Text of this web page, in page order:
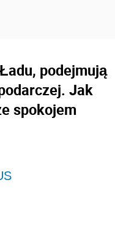
podejmują
Jak
spokojem